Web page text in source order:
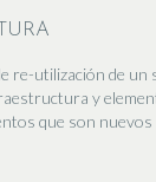
re-utilización de un
y
que son nuevos